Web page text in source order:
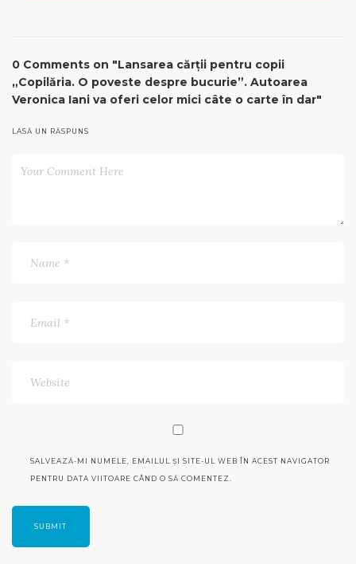
0 Comments on "Lansarea cărții pentru copii
„Copilăria. O poveste despre bucurie”. Autoarea
Veronica Iani va oferi celor mici câte o carte în dar"
LASĂ UN RĂSPUNS
SALVEAZĂ-MI NUMELE, EMAILUL ȘI SITE-UL WEB ÎN ACEST NAVIGATOR
PENTRU DATA VIITOARE CÂND O SĂ COMENTEZ.